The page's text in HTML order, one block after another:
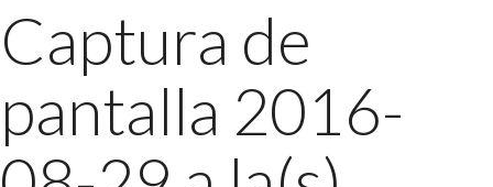
Captura de
pantalla 2016-